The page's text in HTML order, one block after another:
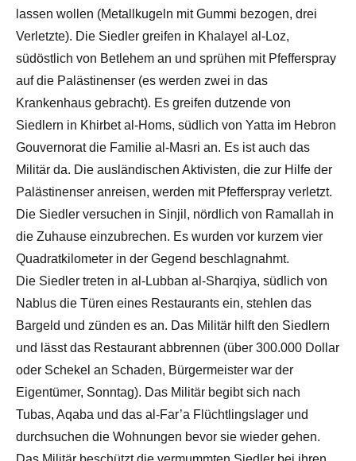
lassen wollen (Metallkugeln mit Gummi bezogen, drei
Verletzte). Die Siedler greifen in Khalayel al-Loz,
südöstlich von Betlehem an und sprühen mit Pfefferspray
auf die Palästinenser (es werden zwei in das
Krankenhaus gebracht). Es greifen dutzende von
Siedlern in Khirbet al-Homs, südlich von Yatta im Hebron
Gouvernorat die Familie al-Masri an. Es ist auch das
Militär da. Die ausländischen Aktivisten, die zur Hilfe der
Palästinenser anreisen, werden mit Pfefferspray verletzt.
Die Siedler versuchen in Sinjil, nördlich von Ramallah in
die Zuhause einzubrechen. Es wurden vor kurzem vier
Quadratkilometer in der Gegend beschlagnahmt.
Die Siedler treten in al-Lubban al-Sharqiya, südlich von
Nablus die Türen eines Restaurants ein, stehlen das
Bargeld und zünden es an. Das Militär hilft den Siedlern
und lässt das Restaurant abbrennen (über 300.000 Dollar
oder Schekel an Schaden, Bürgermeister war der
Eigentümer, Sonntag). Das Militär begibt sich nach
Tubas, Aqaba und das al-Far’a Flüchtlingslager und
durchsuchen die Wohnungen bevor sie wieder gehen.